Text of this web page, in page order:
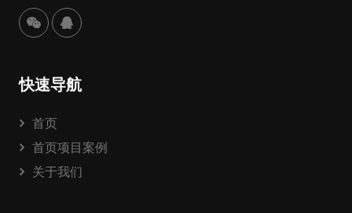
快速导航
首页
首页项目案例
关于我们